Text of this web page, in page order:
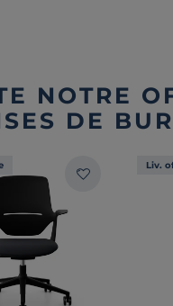
NOTRE
DE
Liv.